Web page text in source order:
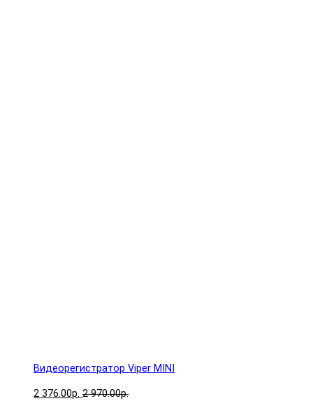
Видеорегистратор Viper MINI
2 376.00р. 2 970.00р.